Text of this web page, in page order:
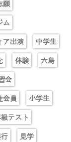
願
ム
ア出演
中学生
体験
六島
会
会員
小学生
テスト
見学